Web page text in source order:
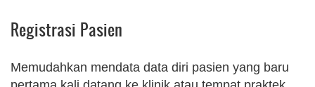
Registrasi Pasien
Memudahkan mendata data diri pasien yang baru